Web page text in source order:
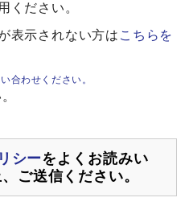
ください。
表示されない方は こちらを
合わせください。
シーをよくお読みい
ご送信ください。